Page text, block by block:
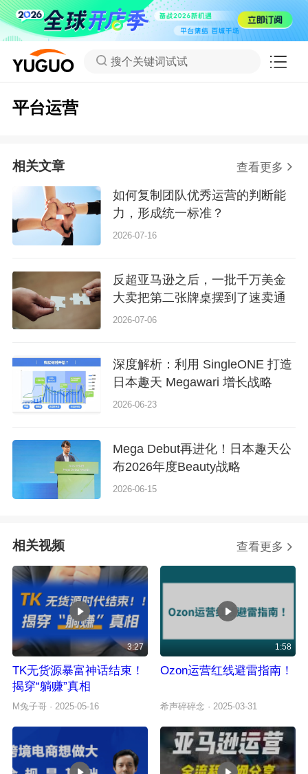
搜个关键词试试
平台运营
相关文章 查看更多
如何复制团队优秀运营的判断能
力，形成统一标准？
2026-07-16
反超亚马逊之后，一批千万美金
大卖把第二张牌桌摆到了速卖通
2026-07-06
深度解析：利用 SingleONE 打造
日本趣天 Megawari 增长战略
2026-06-23
Mega Debut再进化！日本趣天公
布2026年度Beauty战略
2026-06-15
相关视频 查看更多
3:27
TK无货源暴富神话结束！
揭穿“躺赚”真相
M兔子哥 · 2025-05-16
1:58
Ozon运营红线避雷指南！
希声碎碎念 · 2025-03-31